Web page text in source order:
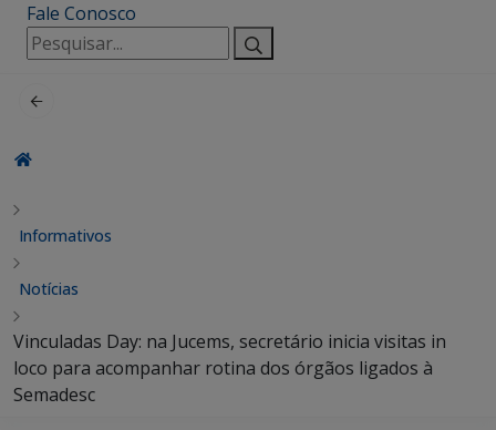
Fale Conosco
Pesquisar
por:
Informativos
Notícias
Vinculadas Day: na Jucems, secretário inicia visitas in
loco para acompanhar rotina dos órgãos ligados à
Semadesc